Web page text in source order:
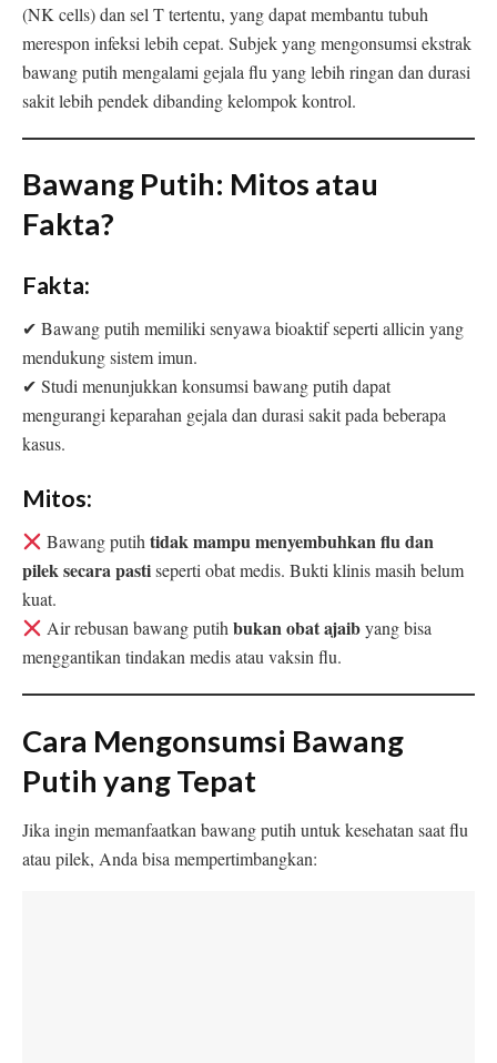
(NK cells) dan sel T tertentu, yang dapat membantu tubuh
merespon infeksi lebih cepat. Subjek yang mengonsumsi ekstrak
bawang putih mengalami gejala flu yang lebih ringan dan durasi
sakit lebih pendek dibanding kelompok kontrol.
Bawang Putih: Mitos atau
Fakta?
Fakta:
✔ Bawang putih memiliki senyawa bioaktif seperti allicin yang
mendukung sistem imun.
✔ Studi menunjukkan konsumsi bawang putih dapat
mengurangi keparahan gejala dan durasi sakit pada beberapa
kasus.
Mitos:
Bawang putihtidak mampu menyembuhkan flu dan
pilek secara pastiseperti obat medis. Bukti klinis masih belum
kuat.
Air rebusan bawang putihbukan obat ajaibyang bisa
menggantikan tindakan medis atau vaksin flu.
Cara Mengonsumsi Bawang
Putih yang Tepat
Jika ingin memanfaatkan bawang putih untuk kesehatan saat flu
atau pilek, Anda bisa mempertimbangkan: